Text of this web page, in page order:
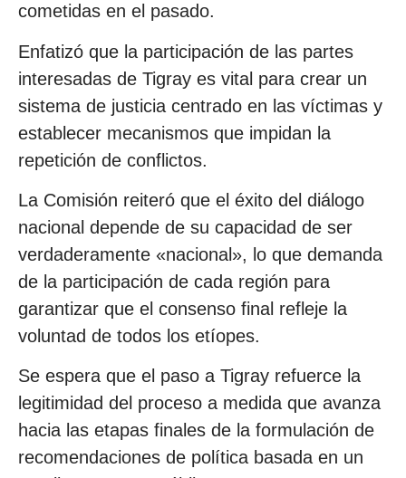
cometidas en el pasado.
Enfatizó que la participación de las partes
interesadas de Tigray es vital para crear un
sistema de justicia centrado en las víctimas y
establecer mecanismos que impidan la
repetición de conflictos.
La Comisión reiteró que el éxito del diálogo
nacional depende de su capacidad de ser
verdaderamente «nacional», lo que demanda
de la participación de cada región para
garantizar que el consenso final refleje la
voluntad de todos los etíopes.
Se espera que el paso a Tigray refuerce la
legitimidad del proceso a medida que avanza
hacia las etapas finales de la formulación de
recomendaciones de política basada en un